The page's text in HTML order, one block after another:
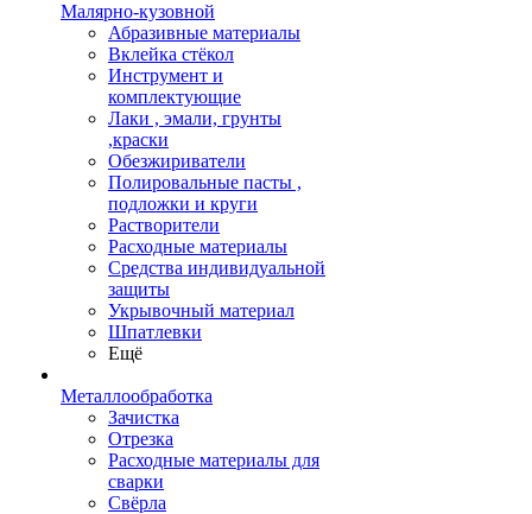
Малярно-кузовной
Абразивные материалы
Вклейка стёкол
Инструмент и
комплектующие
Лаки , эмали, грунты
,краски
Обезжириватели
Полировальные пасты ,
подложки и круги
Растворители
Расходные материалы
Средства индивидуальной
защиты
Укрывочный материал
Шпатлевки
Ещё
Металлообработка
Зачистка
Отрезка
Расходные материалы для
сварки
Свёрла